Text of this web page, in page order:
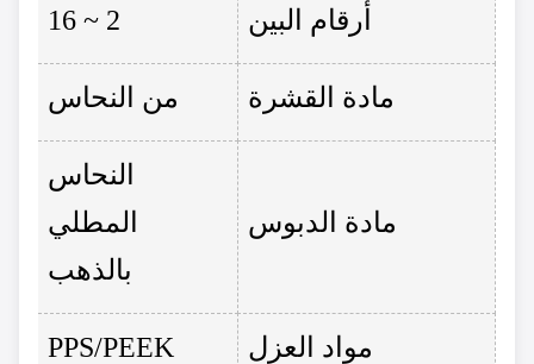
أرقام البين
مادة القشرة من النحاس
مادة الدبوس
النحاس
المطلي
بالذهب
مواد العزل PPS/PEEK